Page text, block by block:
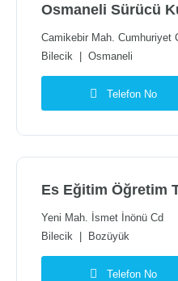
Osmaneli Sürücü
Camikebir Mah. Cumhuriyet
Bilecik
Osmaneli
Telefon No
Es Eğitim Öğretim
Yeni Mah. İsmet İnönü Cd
Bilecik
Bozüyük
Telefon No